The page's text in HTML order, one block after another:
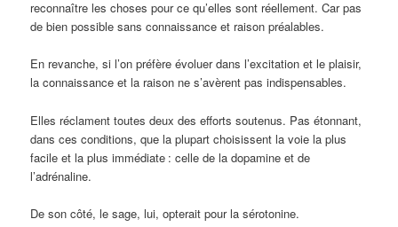
reconnaître les choses pour ce qu’elles sont réellement. Car pas
de bien possible sans connaissance et raison préalables.
En revanche, si l’on préfère évoluer dans l’excitation et le plaisir,
la connaissance et la raison ne s’avèrent pas indispensables.
Elles réclament toutes deux des efforts soutenus. Pas étonnant,
dans ces conditions, que la plupart choisissent la voie la plus
facile et la plus immédiate : celle de la dopamine et de
l’adrénaline.
De son côté, le sage, lui, opterait pour la sérotonine.